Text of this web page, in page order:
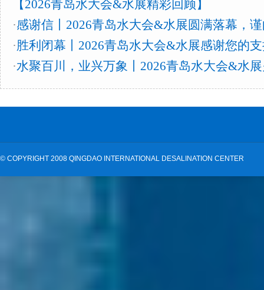
【2026青岛水大会&水展精彩回顾】
·感谢信丨2026青岛水大会&水展圆满落幕，
·胜利闭幕丨2026青岛水大会&水展感谢您的
·水聚百川，业兴万象丨2026青岛水大会&水
© COPYRIGHT 2008 QINGDAO INTERNATIONAL DESALINATION CENTER